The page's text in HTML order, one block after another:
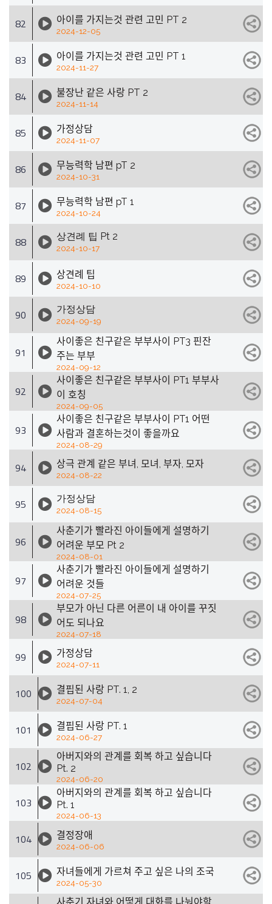
82 아이를 가지는것 관련 고민 PT 2
2024-12-05
83 아이를 가지는것 관련 고민 PT 1
2024-11-27
84 불장난 같은 사랑 PT 2
2024-11-14
85 가정상담
2024-11-07
86 무능력학 남편 pT 2
2024-10-31
87 무능력학 남편 pT 1
2024-10-24
88 상견례 팁 Pt 2
2024-10-17
89 상견례 팁
2024-10-10
90 가정상담
2024-09-19
91
사이좋은 친구같은 부부사이 PT3 핀잔
주는 부부
2024-09-12
92
사이좋은 친구같은 부부사이 PT1 부부사
이 호칭
2024-09-05
93
사이좋은 친구같은 부부사이 PT1 어떤
사람과 결혼하는것이 좋을까요
2024-08-29
94 상극 관계 같은 부녀, 모녀, 부자, 모자
2024-08-22
95 가정상담
2024-08-15
96
사춘기가 빨라진 아이들에게 설명하기
어려운 부모 Pt 2
2024-08-01
97
사춘기가 빨라진 아이들에게 설명하기
어려운 것들
2024-07-25
98
부모가 아닌 다른 어른이 내 아이를 꾸짓
어도 되나요
2024-07-18
99 가정상담
2024-07-11
100 결핍된 사랑 PT. 1, 2
2024-07-04
101 결핍된 사랑 PT. 1
2024-06-27
102
아버지와의 관계를 회복 하고 싶습니다
Pt. 2
2024-06-20
103
아버지와의 관계를 회복 하고 싶습니다
Pt. 1
2024-06-13
104 결정장애
2024-06-06
105 자녀들에게 가르쳐 주고 싶은 나의 조국
2024-05-30